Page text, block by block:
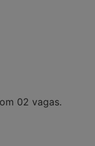
02 vagas.